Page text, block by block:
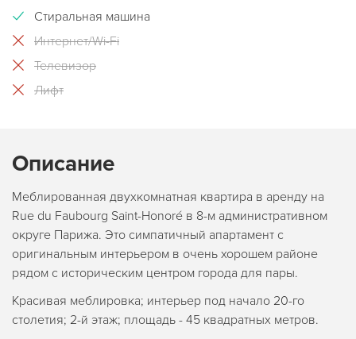
Стиральная машина
Интернет/Wi-Fi
Телевизор
Лифт
Описание
Меблированная двухкомнатная квартира в аренду на
Rue du Faubourg Saint-Honoré в 8-м административном
округе Парижа. Это симпатичный апартамент с
оригинальным интерьером в очень хорошем районе
рядом с историческим центром города для пары.
Красивая меблировка; интерьер под начало 20-го
столетия; 2-й этаж; площадь - 45 квадратных метров.